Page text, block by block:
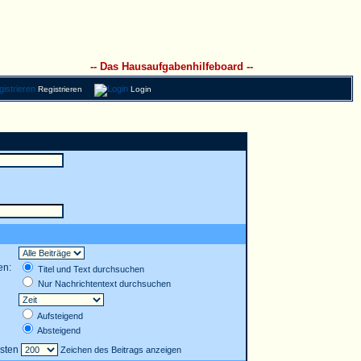
-- Das Hausaufgabenhilfeboard --
Registrieren Login
Titel und Text durchsuchen
Nur Nachrichtentext durchsuchen
Aufsteigend
Absteigend
Zeichen des Beitrags anzeigen